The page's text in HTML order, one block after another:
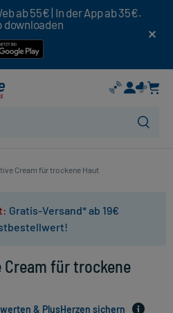
ab 55€ | In der App ab 35€.
downloaden
Cream für trockene Haut
Gratis-Versand* ab 19€
für trockene
& PlusHerzen sichern